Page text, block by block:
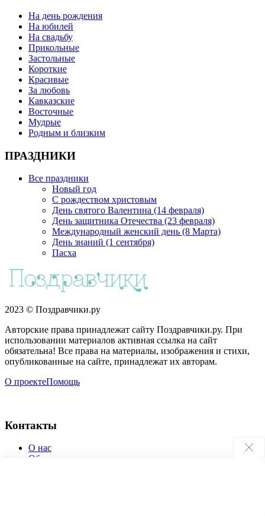
На день рождения
На юбилей
На свадьбу
Прикольные
Застольные
Короткие
Красивые
За любовь
Кавказские
Восточные
Мудрые
Родным и близким
ПРАЗДНИКИ
Все праздники
Новый год
С рождеством христовым
День святого Валентина (14 февраля)
День защитника Отечества (23 февраля)
Международный женский день (8 Марта)
День знаний (1 сентября)
Пасха
2023 © Поздравчики.ру
Авторские права принадлежат сайту Поздравчики.ру. При
использовании материалов активная ссылка на сайт
обязательна! Все права на материалы, изображения и стихи,
опубликованные на сайте, принадлежат их авторам.
О проектеПомощь
Контакты
О нас
Обратная связь